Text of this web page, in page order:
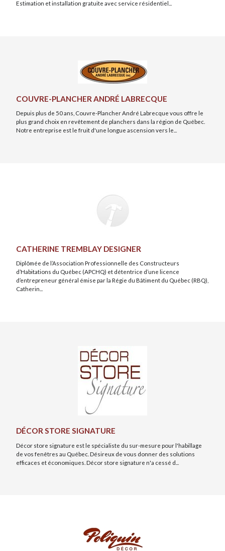
Estimation et installation gratuite avec service résidentiel...
COUVRE-PLANCHER ANDRÉ LABRECQUE
Depuis plus de 50 ans, Couvre-Plancher André Labrecque vous offre le
plus grand choix en revêtement de planchers dans la région de Québec.
Notre entreprise est le fruit d'une longue ascension vers le...
CATHERINE TREMBLAY DESIGNER
Diplômée de l’Association Professionnelle des Constructeurs
d’Habitations du Québec (APCHQ) et détentrice d’une licence
d’entrepreneur général émise par la Régie du Bâtiment du Québec (RBQ),
Catherin...
DÉCOR STORE SIGNATURE
Décor store signature est le spécialiste du sur-mesure pour l'habillage
de vos fenêtres au Québec. Désireux de vous donner des solutions
efficaces et économiques. Décor store signature n'a cessé d...